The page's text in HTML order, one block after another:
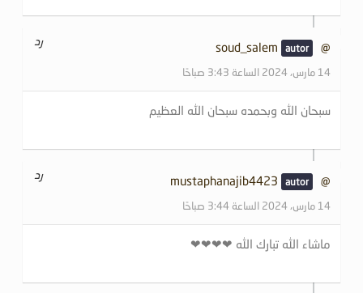
@soud_salem
14 مارس، 2024 الساعة 3:43 صباحًا
رد
سبحان الله وبحمده سبحان الله العظيم
@mustaphanajib4423
14 مارس، 2024 الساعة 3:44 صباحًا
رد
ماشاء الله تبارك الله ❤❤❤❤